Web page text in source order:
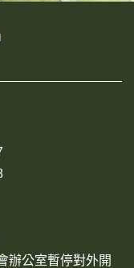
辦公室暫停對外開